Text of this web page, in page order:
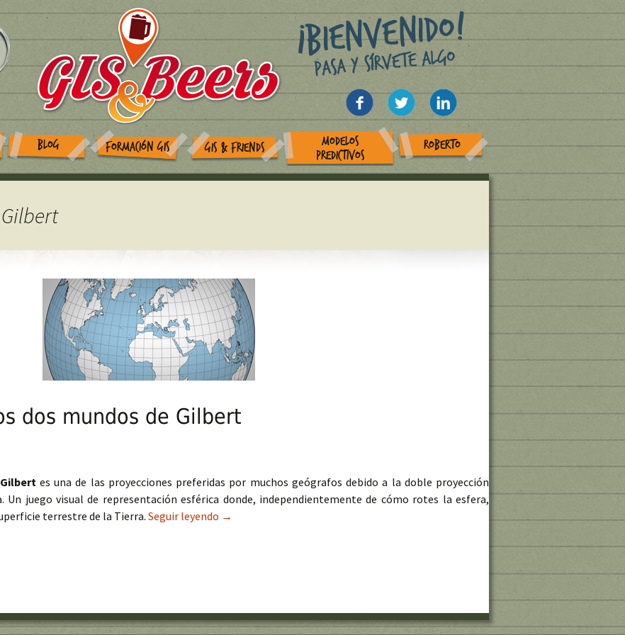
BLOG FORMACIÓN GIS GIS & FRIENDS
MODELOS
PREDICTIVOS
ROBERTO
dos mundos de Gilbert
Gilbertes una de las proyecciones preferidas por muchos geógrafos debido a la doble proyección
Un juego visual de representación esférica donde, independientemente de cómo rotes la esfera,
terrestre de la Tierra.Seguir leyendo La perspectiva de los dos mundos de Gilbert
→